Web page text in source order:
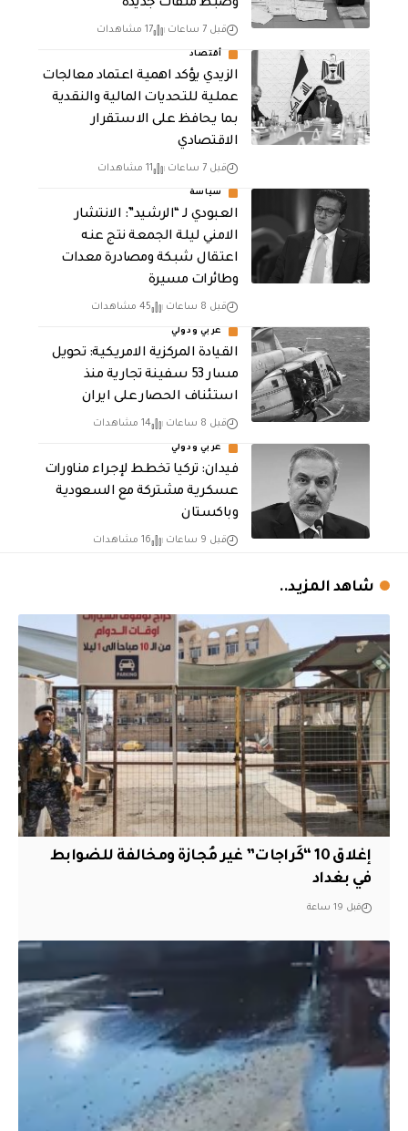
وضبط ملفات جديدة
قبل 7 ساعات 17 مشاهدات
أقتصاد
الزيدي يؤكد اهمية اعتماد معالجات
عملية للتحديات المالية والنقدية
بما يحافظ على الاستقرار
الاقتصادي
قبل 7 ساعات 11 مشاهدات
سياسة
العبودي لـ “الرشيد”: الانتشار
الامني ليلة الجمعة نتج عنه
اعتقال شبكة ومصادرة معدات
وطائرات مسيرة
قبل 8 ساعات 45 مشاهدات
عربي ودولي
القيادة المركزية الامريكية: تحويل
مسار 53 سفينة تجارية منذ
استئناف الحصار على ايران
قبل 8 ساعات 14 مشاهدات
عربي ودولي
فيدان: تركيا تخطط لإجراء مناورات
عسكرية مشتركة مع السعودية
وباكستان
قبل 9 ساعات 16 مشاهدات
شاهد المزيد..
إغلاق 10 “كَراجات” غير مُجازة ومخالفة للضوابط
في بغداد
قبل 19 ساعة